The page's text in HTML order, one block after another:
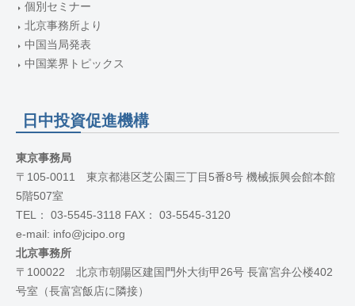
個別セミナー
北京事務所より
中国当局発表
中国業界トピックス
日中投資促進機構
東京事務局
〒105-0011 東京都港区芝公園三丁目5番8号 機械振興会館本館
5階507室
TEL： 03-5545-3118 FAX： 03-5545-3120
e-mail: info@jcipo.org
北京事務所
〒100022 北京市朝陽区建国門外大街甲26号 長富宮弁公楼402
号室（長富宮飯店に隣接）